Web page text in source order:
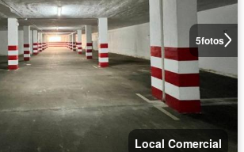
5fotos
Local Comercial